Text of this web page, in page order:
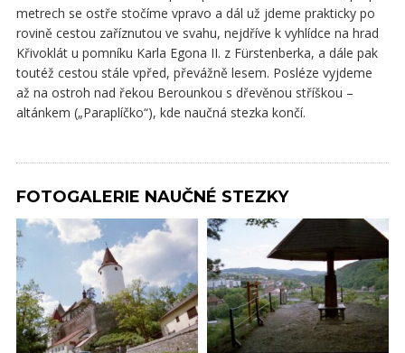
metrech se ostře stočíme vpravo a dál už jdeme prakticky po
rovině cestou zaříznutou ve svahu, nejdříve k vyhlídce na hrad
Křivoklát u pomníku Karla Egona II. z Fürstenberka, a dále pak
toutéž cestou stále vpřed, převážně lesem. Posléze vyjdeme
až na ostroh nad řekou Berounkou s dřevěnou stříškou –
altánkem („Paraplíčko“), kde naučná stezka končí.
FOTOGALERIE NAUČNÉ STEZKY